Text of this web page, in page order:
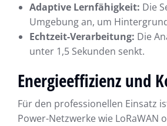
Adaptive Lernfähigkeit: Die
Umgebung an, um
Echtzeit-Verarbeitung: Die
unter 1,5 Sekunden senkt.
Energieeffizienz und
Für den professionellen Einsatz
Power-Netzwerke wie